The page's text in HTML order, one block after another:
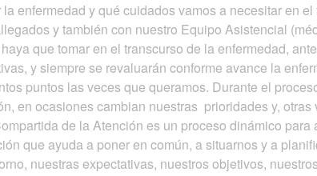
enfermedad y qué cuidados vamos a necesitar en
y también con nuestro Equipo Asistencial
que tomar en el transcurso de la enfermedad,
y siempre se revaluarán conforme avance la
puntos las veces que queramos. Durante el
en ocasiones cambian nuestras prioridades y,
de la Atención es un proceso dinámico para
que ayuda a poner en común, a situarnos y a
nuestras expectativas, nuestros objetivos,